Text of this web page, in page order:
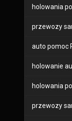
holowania
przewozy
auto pomoc
holowanie
holowania
przewozy